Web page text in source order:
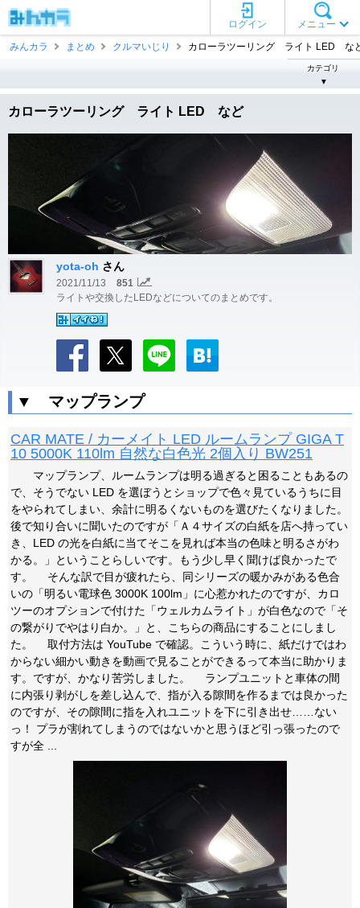
メニュー
ログイン
みんカラ
まとめ クルマいじり カローラツーリング ライト LED な
カテゴリ
▼
カローラツーリング ライト LED など
yota-oh さん
2021/11/13
851
ライトや交換したLEDなどについてのまとめです。
▼ マップランプ
CAR MATE / カーメイト LED ルームランプ GIGA T
10 5000K 110lm 自然な白色光 2個入り BW251
マップランプ、ルームランプは明る過ぎると困ることもあるの
で、そうでない LED を選ぼうとショップで色々見ているうちに目
をやられてしまい、余計に明るくないものを選びたくなりました。
後で知り合いに聞いたのですが「Ａ４サイズの白紙を店へ持ってい
き、LED の光を白紙に当てそこを見れば本当の色味と明るさがわ
かる。」ということらしいです。もう少し早く聞けば良かったで
す。 そんな訳で目が疲れたら、同シリーズの暖かみがある色合
いの「明るい電球色 3000K 100lm」に心惹かれたのですが、カロ
ツーのオプションで付けた「ウェルカムライト」が白色なので「そ
の繋がりでやはり白か。」と、こちらの商品にすることにしまし
た。 取付方法は YouTube で確認。こういう時に、紙だけではわ
からない細かい動きを動画で見ることができるって本当に助かりま
す。ですが、かなり苦労しました。 ランプユニットと車体の間
に内張り剥がしを差し込んで、指が入る隙間を作るまでは良かった
のですが、その隙間に指を入れユニットを下に引き出せ……ない
っ！ プラが割れてしまうのではないかと思うほど引っ張ったので
すが全 ...